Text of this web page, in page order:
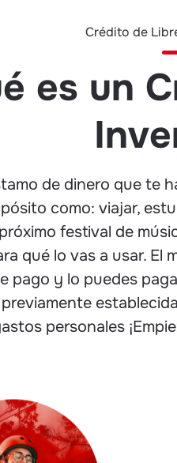
Crédito de
es un
de dinero que te
como: viajar,
festival de
qué lo vas a usar.
pago y lo puedes
personales